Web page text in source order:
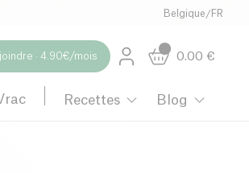
Belgique /FR
· 4.90€/mois 0.00 €
Recettes Blog